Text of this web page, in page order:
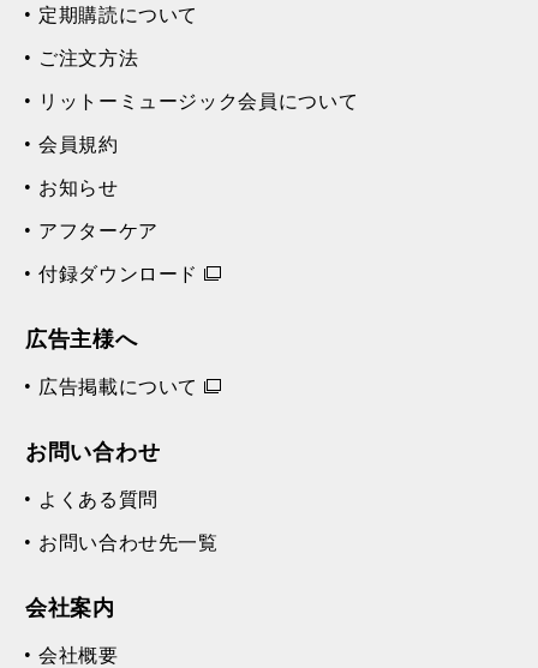
定期購読について
ご注文方法
リットーミュージック会員について
会員規約
お知らせ
アフターケア
付録ダウンロード
広告主様へ
広告掲載について
お問い合わせ
よくある質問
お問い合わせ先一覧
会社案内
会社概要